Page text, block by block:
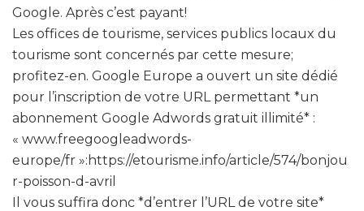
Google. Après c’est payant!
Les offices de tourisme, services publics locaux du
tourisme sont concernés par cette mesure;
profitez-en. Google Europe a ouvert un site dédié
pour l’inscription de votre URL permettant *un
abonnement Google Adwords gratuit illimité* :
« www.freegoogleadwords-
europe/fr »:https://etourisme.info/article/574/bonjou
r-poisson-d-avril
Il vous suffira donc *d’entrer l’URL de votre site*